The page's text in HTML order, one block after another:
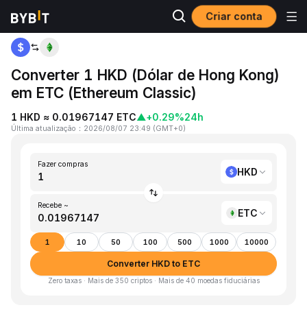
Criar conta
Página inicial
Converter 1 HKD (Dólar de Hong Kong)
em ETC (Ethereum Classic)
1 HKD ≈ 0.01967147 ETC▲+0.29%24h
Última atualização ： 2026/08/07 23:49 (GMT+0)
Fazer compras
HKD
Recebe ~
ETC
1 10 50 100 500 1000 10000
Converter HKD to ETC
Zero taxas · Mais de 350 criptos · Mais de 40 moedas fiduciárias